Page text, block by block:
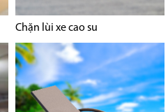
Chặn lùi xe cao su